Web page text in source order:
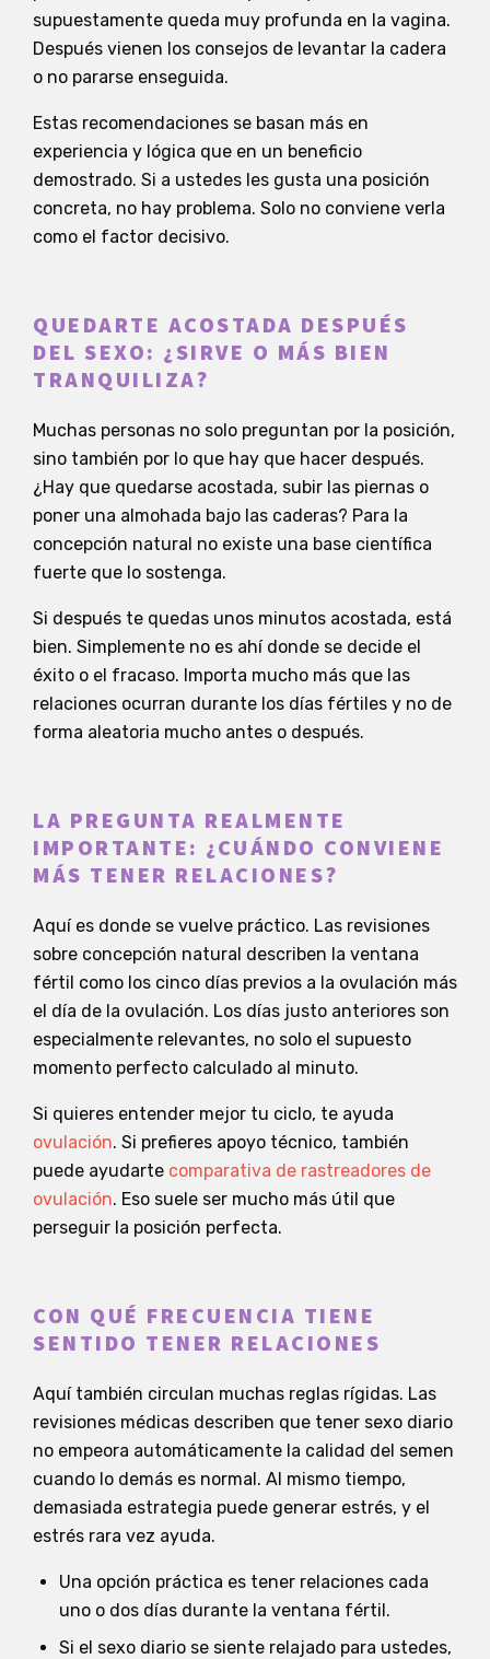
supuestamente queda muy profunda en la vagina.
Después vienen los consejos de levantar la cadera
o no pararse enseguida.
Estas recomendaciones se basan más en
experiencia y lógica que en un beneficio
demostrado. Si a ustedes les gusta una posición
concreta, no hay problema. Solo no conviene verla
como el factor decisivo.
QUEDARTE ACOSTADA DESPUÉS
DEL SEXO: ¿SIRVE O MÁS BIEN
TRANQUILIZA?
Muchas personas no solo preguntan por la posición,
sino también por lo que hay que hacer después.
¿Hay que quedarse acostada, subir las piernas o
poner una almohada bajo las caderas? Para la
concepción natural no existe una base científica
fuerte que lo sostenga.
Si después te quedas unos minutos acostada, está
bien. Simplemente no es ahí donde se decide el
éxito o el fracaso. Importa mucho más que las
relaciones ocurran durante los días fértiles y no de
forma aleatoria mucho antes o después.
LA PREGUNTA REALMENTE
IMPORTANTE: ¿CUÁNDO CONVIENE
MÁS TENER RELACIONES?
Aquí es donde se vuelve práctico. Las revisiones
sobre concepción natural describen la ventana
fértil como los cinco días previos a la ovulación más
el día de la ovulación. Los días justo anteriores son
especialmente relevantes, no solo el supuesto
momento perfecto calculado al minuto.
Si quieres entender mejor tu ciclo, te ayuda
ovulación. Si prefieres apoyo técnico, también
puede ayudarte comparativa de rastreadores de
ovulación. Eso suele ser mucho más útil que
perseguir la posición perfecta.
CON QUÉ FRECUENCIA TIENE
SENTIDO TENER RELACIONES
Aquí también circulan muchas reglas rígidas. Las
revisiones médicas describen que tener sexo diario
no empeora automáticamente la calidad del semen
cuando lo demás es normal. Al mismo tiempo,
demasiada estrategia puede generar estrés, y el
estrés rara vez ayuda.
Una opción práctica es tener relaciones cada
uno o dos días durante la ventana fértil.
Si el sexo diario se siente relajado para ustedes,